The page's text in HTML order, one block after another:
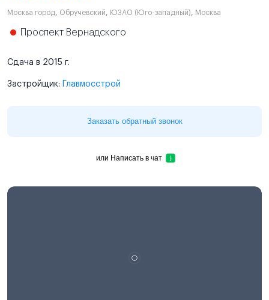
Москва город, Обручевский, ЮЗАО (Юго-западный), Москва
Проспект Вернадского
Сдача в 2015 г.
Застройщик: Главмосстрой
Заказать обратный звонок
или Написать в чат